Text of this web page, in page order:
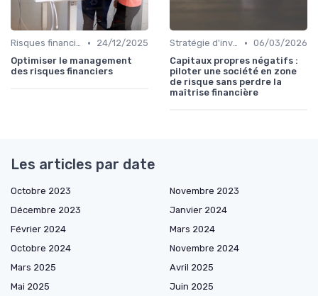
Risques financiers •
24/12/2025
Optimiser le management
des risques financiers
Stratégie d'investissement • 06/03/2026
Capitaux propres négatifs :
piloter une société en zone
de risque sans perdre la
maîtrise financière
Les articles par date
Octobre 2023
Novembre 2023
Décembre 2023
Janvier 2024
Février 2024
Mars 2024
Octobre 2024
Novembre 2024
Mars 2025
Avril 2025
Mai 2025
Juin 2025